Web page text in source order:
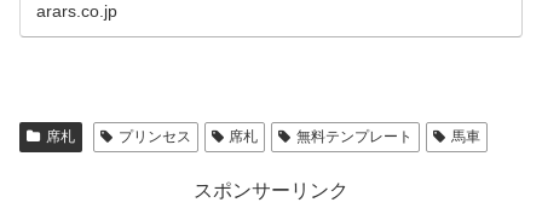
arars.co.jp
席札 プリンセス 席札 無料テンプレート 馬車
スポンサーリンク